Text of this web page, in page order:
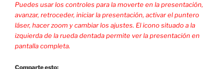
Puedes usar los controles para la moverte en la presentación,
avanzar, retroceder, iniciar la presentación, activar el puntero
láser, hacer zoom y cambiar los ajustes. El icono situado a la
izquierda de la rueda dentada permite ver la presentación en
pantalla completa.
Comparte esto: